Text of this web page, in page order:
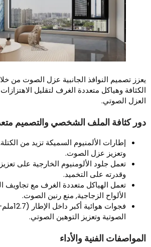
تصميم النوافذ الجانبية عزل الصوت من
وهياكل متعددة الغرف لتقليل
الصوتي.
كثافة الملف الشخصي والتصميم
إطارات الألمنيوم السميكة تزيد من الكتلة,
وتعزيز عزل الصوت.
تعمل جلود الألومنيوم الخارجية على تعزيز
وقدرته على التخميد.
تعمل الهياكل متعددة الغرف مع تجاويف
الألواح الزجاجية, منع رنين الصوت.
الصوتية وتعزيز التوهين الصوتي.
الفنية والأداء